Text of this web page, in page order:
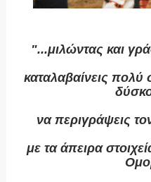
"...μιλώντας και
καταλαβαίνεις
να περιγράψεις
με τα άπειρα